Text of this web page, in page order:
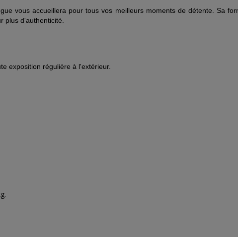
vous accueillera pour tous vos meilleurs moments de détente. Sa
plus d'authenticité.
exposition régulière à l'extérieur.